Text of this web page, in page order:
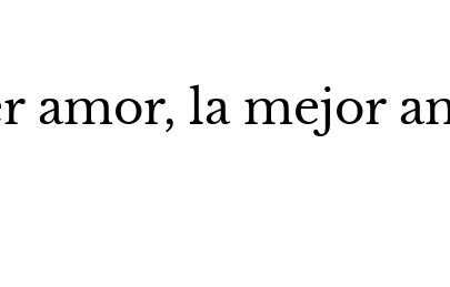
amor, la mejor